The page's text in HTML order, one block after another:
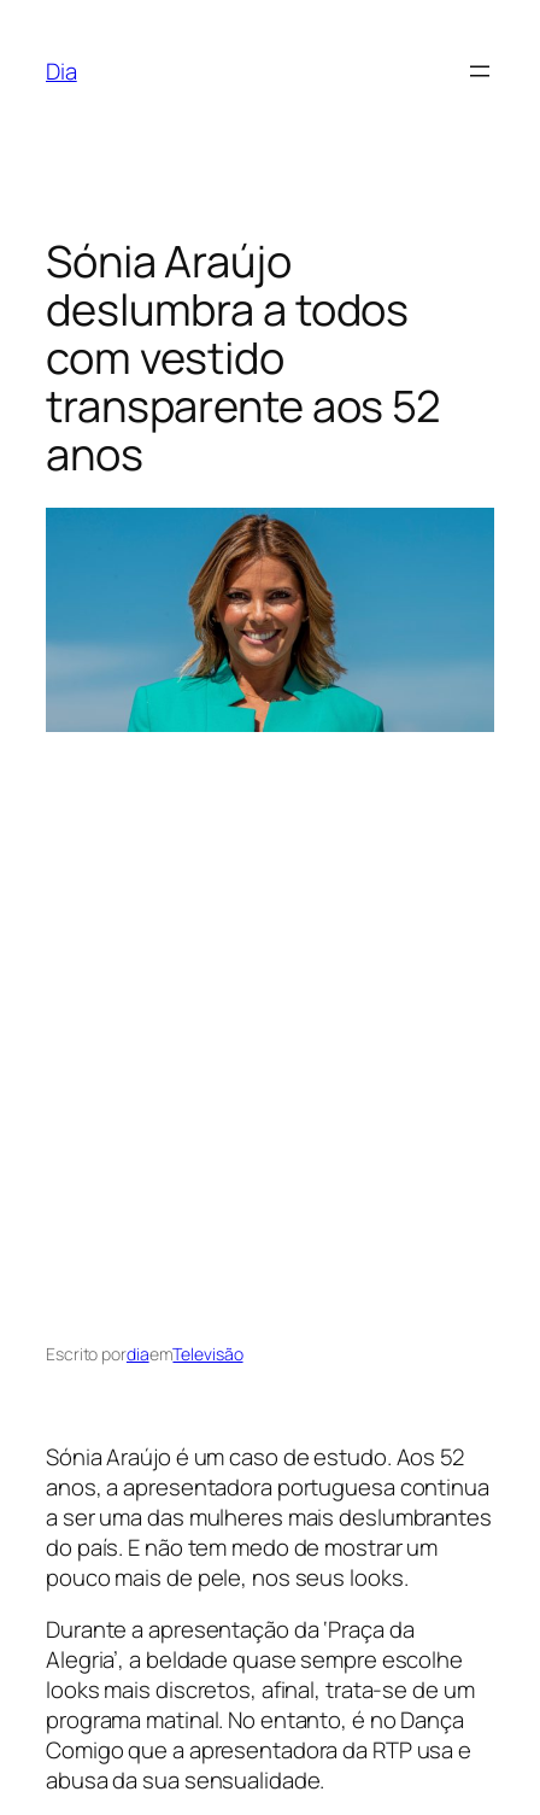
Dia
Sónia Araújo
deslumbra a todos
com vestido
transparente aos 52
anos
Escrito pordiaemTelevisão
Sónia Araújo é um caso de estudo. Aos 52
anos, a apresentadora portuguesa continua
a ser uma das mulheres mais deslumbrantes
do país. E não tem medo de mostrar um
pouco mais de pele, nos seus looks.
Durante a apresentação da ‘Praça da
Alegria’, a beldade quase sempre escolhe
looks mais discretos, afinal, trata-se de um
programa matinal. No entanto, é no Dança
Comigo que a apresentadora da RTP usa e
abusa da sua sensualidade.